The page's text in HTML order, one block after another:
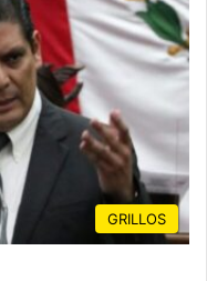
GRILLOS